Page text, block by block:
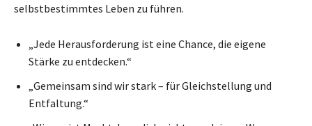
selbstbestimmtes Leben zu führen.
„Jede Herausforderung ist eine Chance, die eigene
Stärke zu entdecken.“
„Gemeinsam sind wir stark – für Gleichstellung und
Entfaltung.“